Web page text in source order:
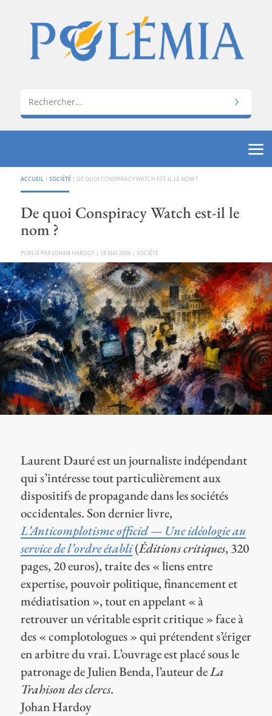
ACCUEIL | SOCIÉTÉ| DE QUOI CONSPIRACY WATCH EST-IL LE NOM ?
De quoi Conspiracy Watch est-il le
nom ?
PAR JOHAN HARDOY| 18 MAI 2026| SOCIÉTÉ
Laurent Dauré est un journaliste indépendant
qui s’intéresse tout particulièrement aux
dispositifs de propagande dans les sociétés
occidentales. Son dernier livre,
L’Anticomplotisme officiel — Une idéologie au
service de l’ordre établi(Éditions critiques, 320
pages, 20 euros), traite des « liens entre
expertise, pouvoir politique, financement et
médiatisation », tout en appelant « à
retrouver un véritable esprit critique » face à
des « complotologues » qui prétendent s’ériger
en arbitre du vrai. L’ouvrage est placé sous le
patronage de Julien Benda, l’auteur deLa
Trahison des clercs.
Johan Hardoy